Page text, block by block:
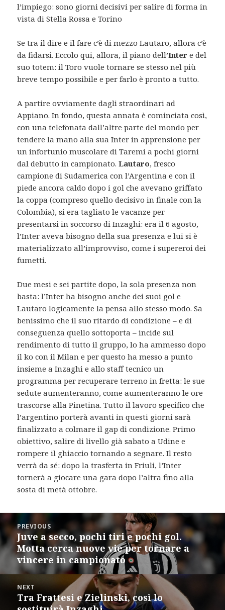
l’impiego: sono giorni decisivi per salire di forma in
vista di Stella Rossa e Torino
Se tra il dire e il fare c’è di mezzo Lautaro, allora c’è
da fidarsi. Eccolo qui, allora, il piano dell’Inter e del
suo totem: il Toro vuole tornare se stesso nel più
breve tempo possibile e per farlo è pronto a tutto.
A partire ovviamente dagli straordinari ad
Appiano. In fondo, questa annata è cominciata così,
con una telefonata dall’altre parte del mondo per
tendere la mano alla sua Inter in apprensione per
un infortunio muscolare di Taremi a pochi giorni
dal debutto in campionato.Lautaro, fresco
campione di Sudamerica con l’Argentina e con il
piede ancora caldo dopo i gol che avevano griffato
la coppa (compreso quello decisivo in finale con la
Colombia), si era tagliato le vacanze per
presentarsi in soccorso di Inzaghi: era il 6 agosto,
l’Inter aveva bisogno della sua presenza e lui si è
materializzato all’improvviso, come i supereroi dei
fumetti.
Due mesi e sei partite dopo, la sola presenza non
basta: l’Inter ha bisogno anche dei suoi gol e
Lautaro logicamente la pensa allo stesso modo. Sa
benissimo che il suo ritardo di condizione – e di
conseguenza quello sottoporta – incide sul
rendimento di tutto il gruppo, lo ha ammesso dopo
il ko con il Milan e per questo ha messo a punto
insieme a Inzaghi e allo staff tecnico un
programma per recuperare terreno in fretta: le sue
sedute aumenteranno, come aumenteranno le ore
trascorse alla Pinetina. Tutto il lavoro specifico che
l’argentino porterà avanti in questi giorni sarà
finalizzato a colmare il gap di condizione. Primo
obiettivo, salire di livello già sabato a Udine e
rompere il ghiaccio tornando a segnare. Il resto
verrà da sé: dopo la trasferta in Friuli, l’Inter
tornerà a giocare una gara dopo l’altra fino alla
sosta di metà ottobre.
Post
navigation
PREVIOUS
Previous
post:
Juve a secco, pochi tiri e pochi gol.
Motta cerca nuove vie per tornare a
vincere in campionato
NEXT
Next
Tra Frattesi e Zielinski, così lo